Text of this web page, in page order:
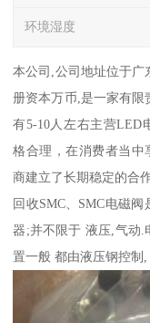
环境湿度
本公司,公司地址位于广
册资本万币,是一家有限
有5-10人左右主营LED
格合理，在消费者当中
商建立了长期稳定的合
回收SMC、SMC电磁
器;并不限于 液压,气动.
置一般 都由液压钢控制,